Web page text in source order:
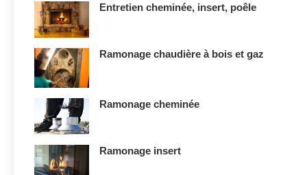
Entretien cheminée, insert, poêle
Ramonage chaudière à bois et gaz
Ramonage cheminée
Ramonage insert